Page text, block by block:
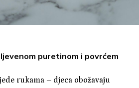
puretinom i povrćem
rukama – djeca obožavaju